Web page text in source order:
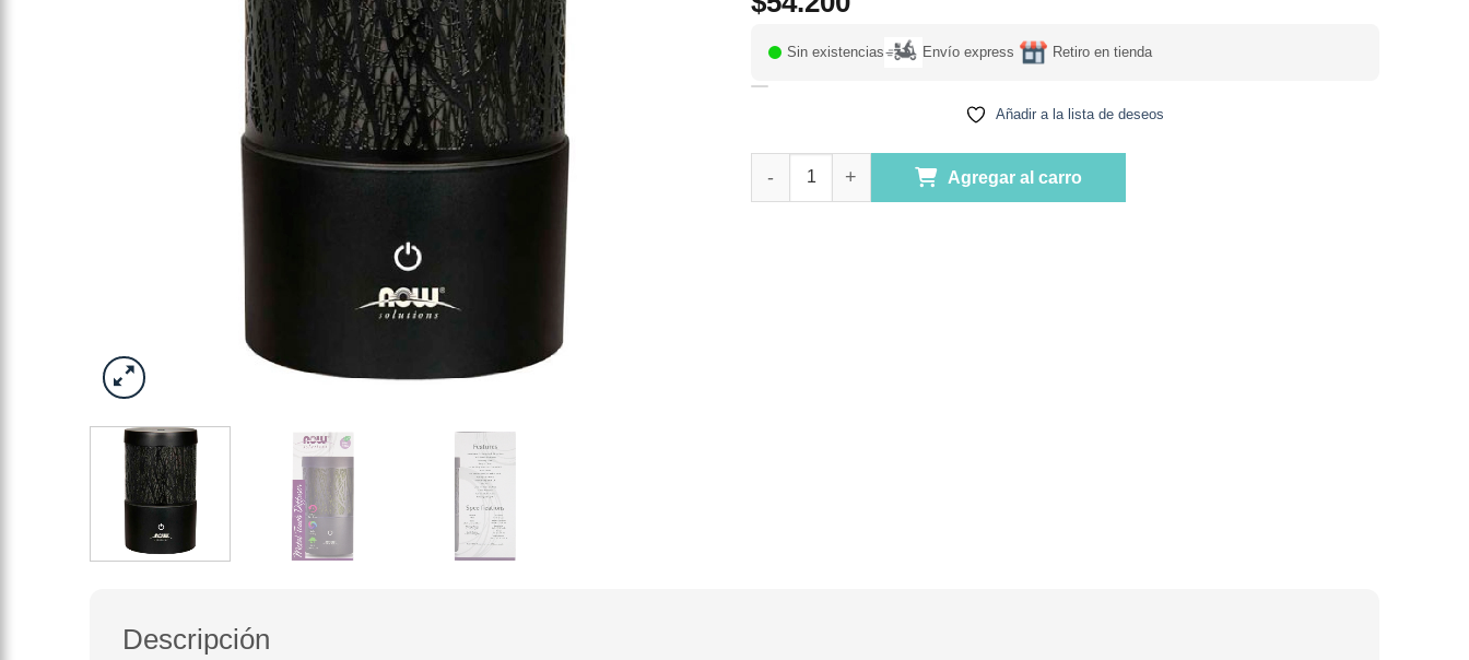
Sin existencias Envío express Retiro en tienda
Añadir a la lista de deseos
Difusor Aromatizante METAL TOUCH marca Now cantidad
Agregar al carro
Descripción